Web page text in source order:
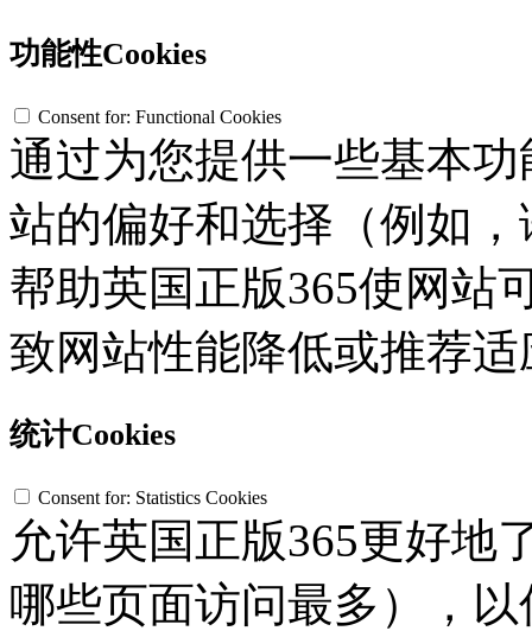
功能性Cookies
Consent for: Functional Cookies
通过为您提供一些基本
站的偏好和选择（例如
帮助英国正版365使网站
致网站性能降低或推荐
统计Cookies
Consent for: Statistics Cookies
允许英国正版365更好地
哪些页面访问最多），